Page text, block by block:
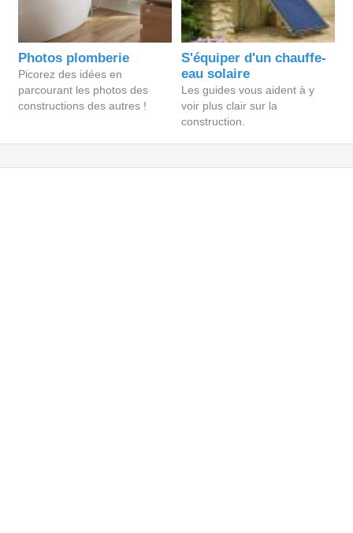
Photos plomberie
Picorez des idées en
parcourant les photos des
constructions des autres !
S'équiper d'un chauffe-
eau solaire
Les guides vous aident à y
voir plus clair sur la
construction.